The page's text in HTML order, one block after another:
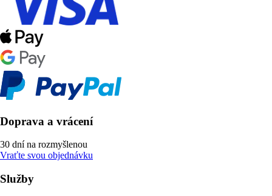
Doprava a vrácení
30 dní na rozmyšlenou
Vraťte svou objednávku
Služby